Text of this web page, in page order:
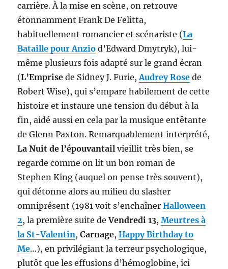
carrière. À la mise en scène, on retrouve
étonnamment Frank De Felitta,
habituellement romancier et scénariste (La
Bataille pour Anzio d’Edward Dmytryk), lui-
même plusieurs fois adapté sur le grand écran
(L’Emprise de Sidney J. Furie,Audrey Rose de
Robert Wise), qui s’empare habilement de cette
histoire et instaure une tension du début à la
fin, aidé aussi en cela par la musique entêtante
de Glenn Paxton. Remarquablement interprété,
La Nuit de l’épouvantail vieillit très bien, se
regarde comme on lit un bon roman de
Stephen King (auquel on pense très souvent),
qui détonne alors au milieu du slasher
omniprésent (1981 voit s’enchaînerHalloween
2, la première suite deVendredi 13,Meurtres à
la St-Valentin,Carnage,Happy Birthday to
Me…), en privilégiant la terreur psychologique,
plutôt que les effusions d’hémoglobine, ici